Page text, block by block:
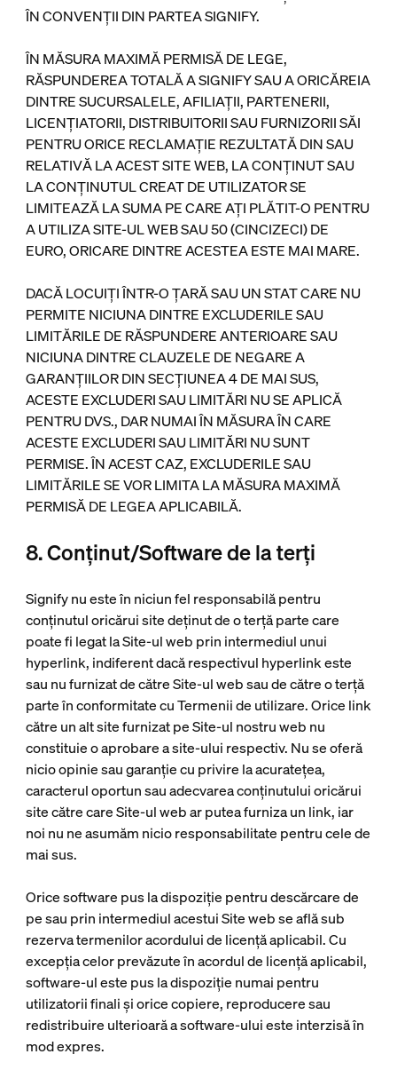
ÎN CONVENȚII DIN PARTEA SIGNIFY.
ÎN MĂSURA MAXIMĂ PERMISĂ DE LEGE,
RĂSPUNDEREA TOTALĂ A SIGNIFY SAU A ORICĂREIA
DINTRE SUCURSALELE, AFILIAȚII, PARTENERII,
LICENȚIATORII, DISTRIBUITORII SAU FURNIZORII SĂI
PENTRU ORICE RECLAMAȚIE REZULTATĂ DIN SAU
RELATIVĂ LA ACEST SITE WEB, LA CONȚINUT SAU
LA CONȚINUTUL CREAT DE UTILIZATOR SE
LIMITEAZĂ LA SUMA PE CARE AȚI PLĂTIT-O PENTRU
A UTILIZA SITE-UL WEB SAU 50 (CINCIZECI) DE
EURO, ORICARE DINTRE ACESTEA ESTE MAI MARE.
DACĂ LOCUIȚI ÎNTR-O ȚARĂ SAU UN STAT CARE NU
PERMITE NICIUNA DINTRE EXCLUDERILE SAU
LIMITĂRILE DE RĂSPUNDERE ANTERIOARE SAU
NICIUNA DINTRE CLAUZELE DE NEGARE A
GARANȚIILOR DIN SECȚIUNEA 4 DE MAI SUS,
ACESTE EXCLUDERI SAU LIMITĂRI NU SE APLICĂ
PENTRU DVS., DAR NUMAI ÎN MĂSURA ÎN CARE
ACESTE EXCLUDERI SAU LIMITĂRI NU SUNT
PERMISE. ÎN ACEST CAZ, EXCLUDERILE SAU
LIMITĂRILE SE VOR LIMITA LA MĂSURA MAXIMĂ
PERMISĂ DE LEGEA APLICABILĂ.
8. Conținut/Software de la terți
Signify nu este în niciun fel responsabilă pentru
conținutul oricărui site deținut de o terță parte care
poate fi legat la Site-ul web prin intermediul unui
hyperlink, indiferent dacă respectivul hyperlink este
sau nu furnizat de către Site-ul web sau de către o terță
parte în conformitate cu Termenii de utilizare. Orice link
către un alt site furnizat pe Site-ul nostru web nu
constituie o aprobare a site-ului respectiv. Nu se oferă
nicio opinie sau garanție cu privire la acuratețea,
caracterul oportun sau adecvarea conținutului oricărui
site către care Site-ul web ar putea furniza un link, iar
noi nu ne asumăm nicio responsabilitate pentru cele de
mai sus.
Orice software pus la dispoziție pentru descărcare de
pe sau prin intermediul acestui Site web se află sub
rezerva termenilor acordului de licență aplicabil. Cu
excepția celor prevăzute în acordul de licență aplicabil,
software-ul este pus la dispoziție numai pentru
utilizatorii finali și orice copiere, reproducere sau
redistribuire ulterioară a software-ului este interzisă în
mod expres.